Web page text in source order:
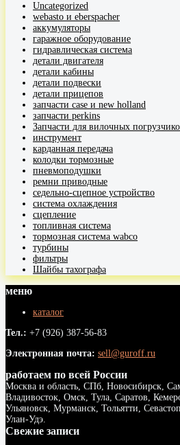
Uncategorized
webasto и eberspacher
аккумуляторы
гаражное оборудование
гидравлическая система
детали двигателя
детали кабины
детали подвески
детали прицепов
запчасти case и new holland
запчасти perkins
Запчасти для вилочных
инструмент
карданная передача
колодки тормозные
пневмоподушки
ремни приводные
седельно-сцепное устройство
система охлаждения
сцепление
топливная система
тормозная система wabco
турбины
фильтры
Шайбы тахографа
меню
каталог
Тел.: +7 (926) 387-56-83
Электронная почта: sell@guroff.ru
работаем по всей России
Москва и область, СПб, Новосибирск,
Владивосток, Омск, Тула, Саратов,
Ульяновск, Мурманск, Тольятти,
Улан-Удэ.
Свежие записи